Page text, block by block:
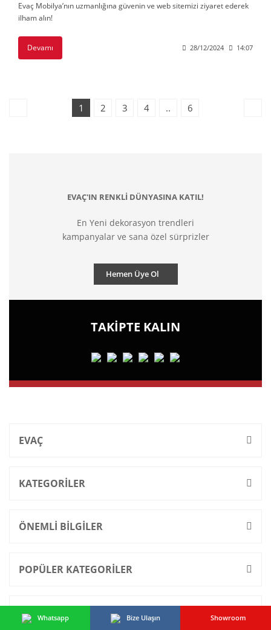
Evaç Mobilya’nın uzmanlığına güvenin ve web sitemizi ziyaret ederek
ilham alın!
Devamı 28/12/2024 14:07
1 2 3 4 .. 6
EVAÇ'IN RENKLİ DÜNYASINA KATIL!
En Yeni dekorasyon trendleri
kampanyalar ve sana özel sürprizler
Hemen Üye Ol
TAKİPTE KALIN
EVAÇ
KATEGORİLER
ÖNEMLİ BİLGİLER
POPÜLER KATEGORİLER
İLETİŞİMWhatsapp Bize Ulaşın Showroom